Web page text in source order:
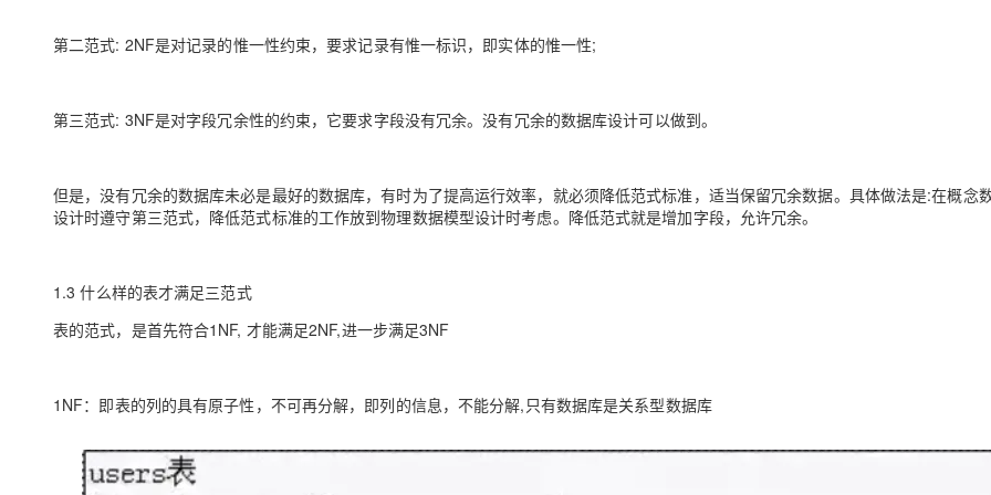
第二范式: 2NF是对记录的惟一性约束，要求记录有惟一标识，即实体的惟一性;
第三范式: 3NF是对字段冗余性的约束，它要求字段没有冗余。没有冗余的数据库设计可以做到。
但是，没有冗余的数据库未必是最好的数据库，有时为了提高运行效率，就必须降低范式标准，适当保留冗余数据。具体做法是:在概念
设计时遵守第三范式，降低范式标准的工作放到物理数据模型设计时考虑。降低范式就是增加字段，允许冗余。
1.3 什么样的表才满足三范式
表的范式，是首先符合1NF, 才能满足2NF,进一步满足3NF
1NF：即表的列的具有原子性，不可再分解，即列的信息，不能分解,只有数据库是关系型数据库